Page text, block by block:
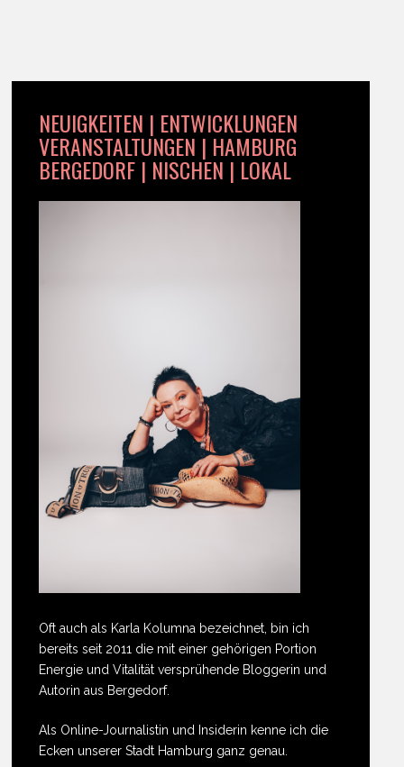
NEUIGKEITEN | ENTWICKLUNGEN
VERANSTALTUNGEN | HAMBURG
BERGEDORF | NISCHEN | LOKAL
Oft auch als Karla Kolumna bezeichnet, bin ich
bereits seit 2011 die mit einer gehörigen Portion
Energie und Vitalität versprühende Bloggerin und
Autorin aus Bergedorf.
Als Online-Journalistin und Insiderin kenne ich die
Ecken unserer Stadt Hamburg ganz genau.